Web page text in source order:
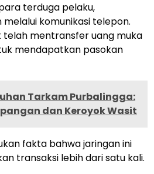
terduga pelaku,
komunikasi telepon.
telah mentransfer uang muka
mendapatkan pasokan
Tarkam Purbalingga:
dan Keroyok Wasit
fakta bahwa jaringan ini
transaksi lebih dari satu kali.